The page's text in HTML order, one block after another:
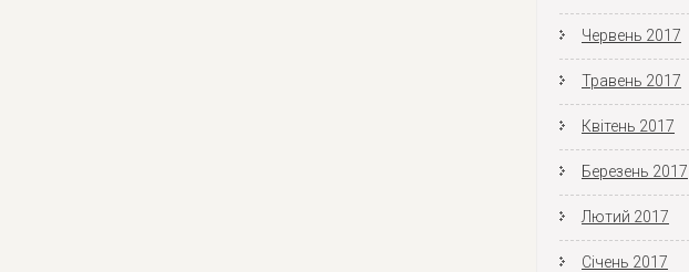
Червень 2017
Травень 2017
Квітень 2017
Березень 2017
Лютий 2017
Січень 2017